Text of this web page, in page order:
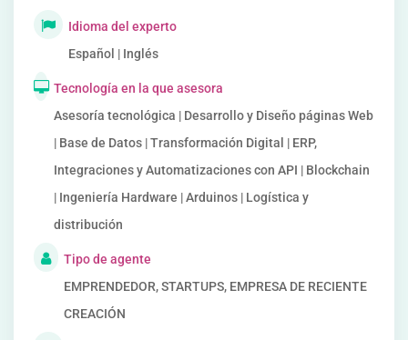
Idioma del experto
Español | Inglés
Tecnología en la que asesora
Asesoría tecnológica | Desarrollo y Diseño páginas Web
| Base de Datos | Transformación Digital | ERP,
Integraciones y Automatizaciones con API | Blockchain
| Ingeniería Hardware | Arduinos | Logística y
distribución
Tipo de agente
EMPRENDEDOR, STARTUPS, EMPRESA DE RECIENTE
CREACIÓN